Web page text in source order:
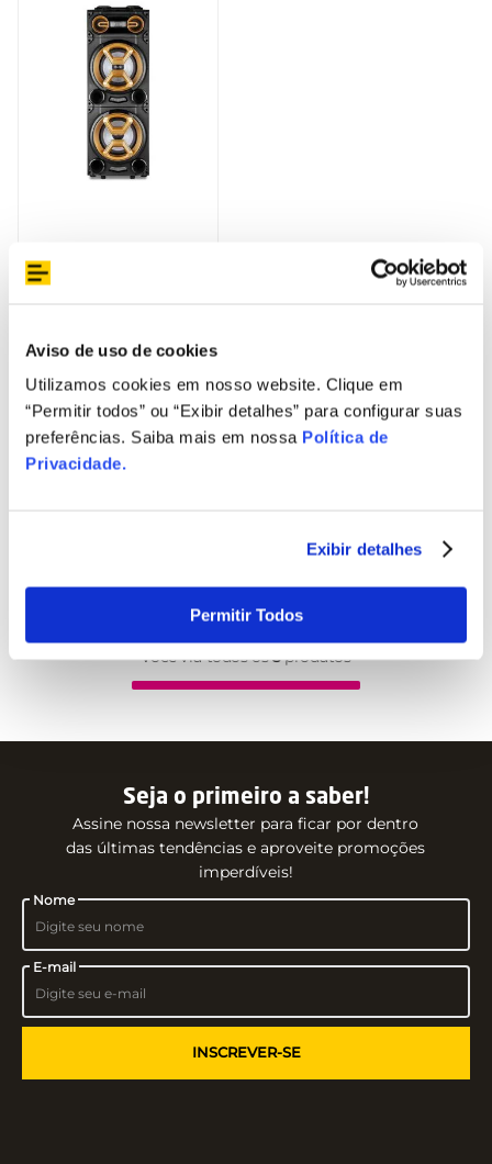
Aviso de uso de cookies
Utilizamos cookies em nosso website. Clique em
“Permitir todos” ou “Exibir detalhes” para configurar suas
preferências. Saiba mais em nossa Política de
Privacidade.
Exibir detalhes
Permitir Todos
Pulse Torre Double 12
Você viu todos os3produtos
Seja o primeiro a saber!
Assine nossa newsletter para ficar por dentro
das últimas tendências e aproveite promoções
imperdíveis!
Nome
E-mail
INSCREVER-SE